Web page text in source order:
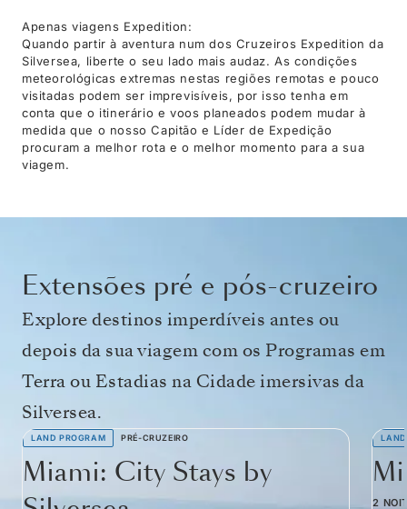
Apenas viagens Expedition:
Quando partir à aventura num dos Cruzeiros Expedition da
Silversea, liberte o seu lado mais audaz. As condições
meteorológicas extremas nestas regiões remotas e pouco
visitadas podem ser imprevisíveis, por isso tenha em
conta que o itinerário e voos planeados podem mudar à
medida que o nosso Capitão e Líder de Expedição
procuram a melhor rota e o melhor momento para a sua
viagem.
Extensões pré e pós-cruzeiro
Explore destinos imperdíveis antes ou
depois da sua viagem com os Programas em
Terra ou Estadias na Cidade imersivas da
Silversea.
LAND PROGRAM PRÉ-CRUZEIRO
Miami: City Stays by
2